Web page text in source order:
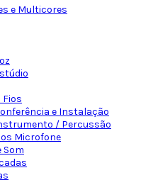
e Multicores
e Instalação
/ Percussão
Microfone
Som